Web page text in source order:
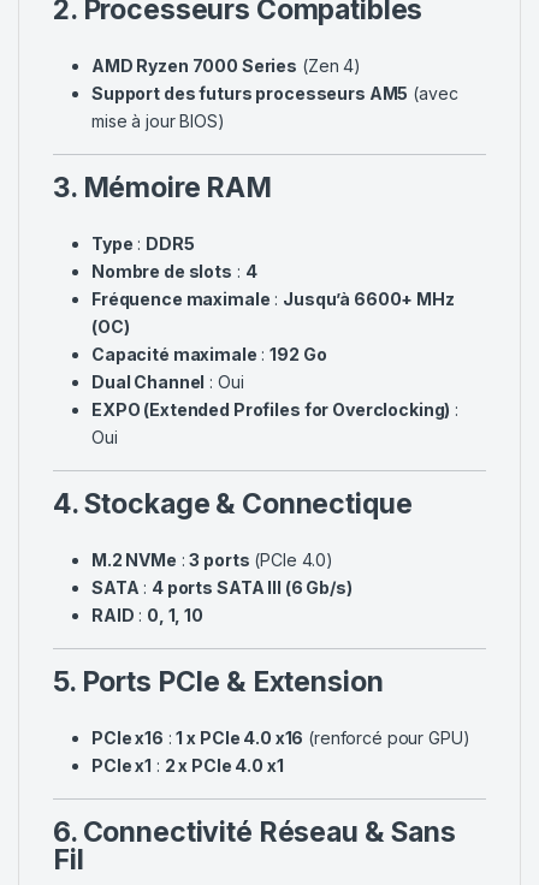
2. Processeurs Compatibles
AMD Ryzen 7000 Series (Zen 4)
Support des futurs processeurs AM5 (avec
mise à jour BIOS)
3. Mémoire RAM
Type : DDR5
Nombre de slots : 4
Fréquence maximale : Jusqu’à 6600+ MHz
(OC)
Capacité maximale :192 Go
Dual Channel : Oui
EXPO (Extended Profiles for Overclocking) :
Oui
4. Stockage & Connectique
M.2 NVMe :3 ports (PCIe 4.0)
SATA : 4 ports SATA III (6 Gb/s)
RAID : 0, 1, 10
5. Ports PCIe & Extension
PCIe x16 :1 x PCIe 4.0 x16 (renforcé pour GPU)
PCIe x1 : 2 x PCIe 4.0 x1
6. Connectivité Réseau & Sans
Fil